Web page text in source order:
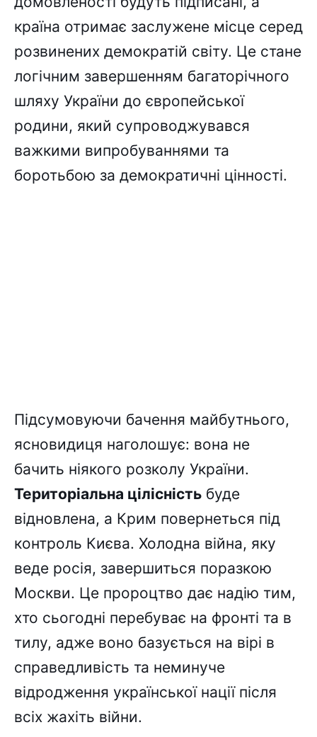
країна отримає заслужене місце серед
розвинених демократій світу. Це стане
логічним завершенням багаторічного
шляху України до європейської
родини, який супроводжувався
важкими випробуваннями та
боротьбою за демократичні цінності.
Підсумовуючи бачення майбутнього,
ясновидиця наголошує: вона не
бачить ніякого розколу України.
Територіальна цілісність буде
відновлена, а Крим повернеться під
контроль Києва. Холодна війна, яку
веде росія, завершиться поразкою
Москви. Це пророцтво дає надію тим,
хто сьогодні перебуває на фронті та в
тилу, адже воно базується на вірі в
справедливість та неминуче
відродження української нації після
всіх жахіть війни.